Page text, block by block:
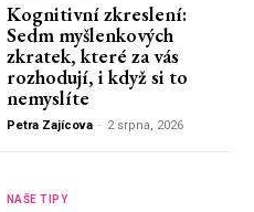
Kognitivní zkreslení:
Sedm myšlenkových
zkratek, které za vás
rozhodují, i když si to
nemyslíte
Petra Zajícova - 2 srpna, 2026
NAŠE TIPY